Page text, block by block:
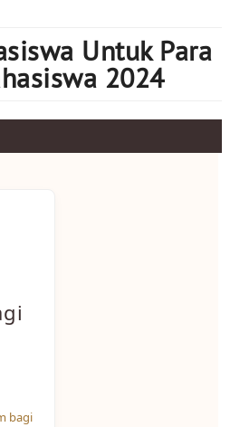
Untuk Para
2024
bagi